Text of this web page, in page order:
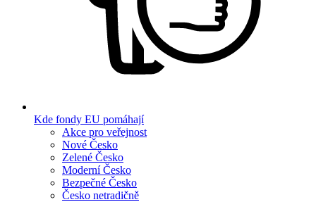
Kde fondy EU pomáhají
Akce pro veřejnost
Nové Česko
Zelené Česko
Moderní Česko
Bezpečné Česko
Česko netradičně